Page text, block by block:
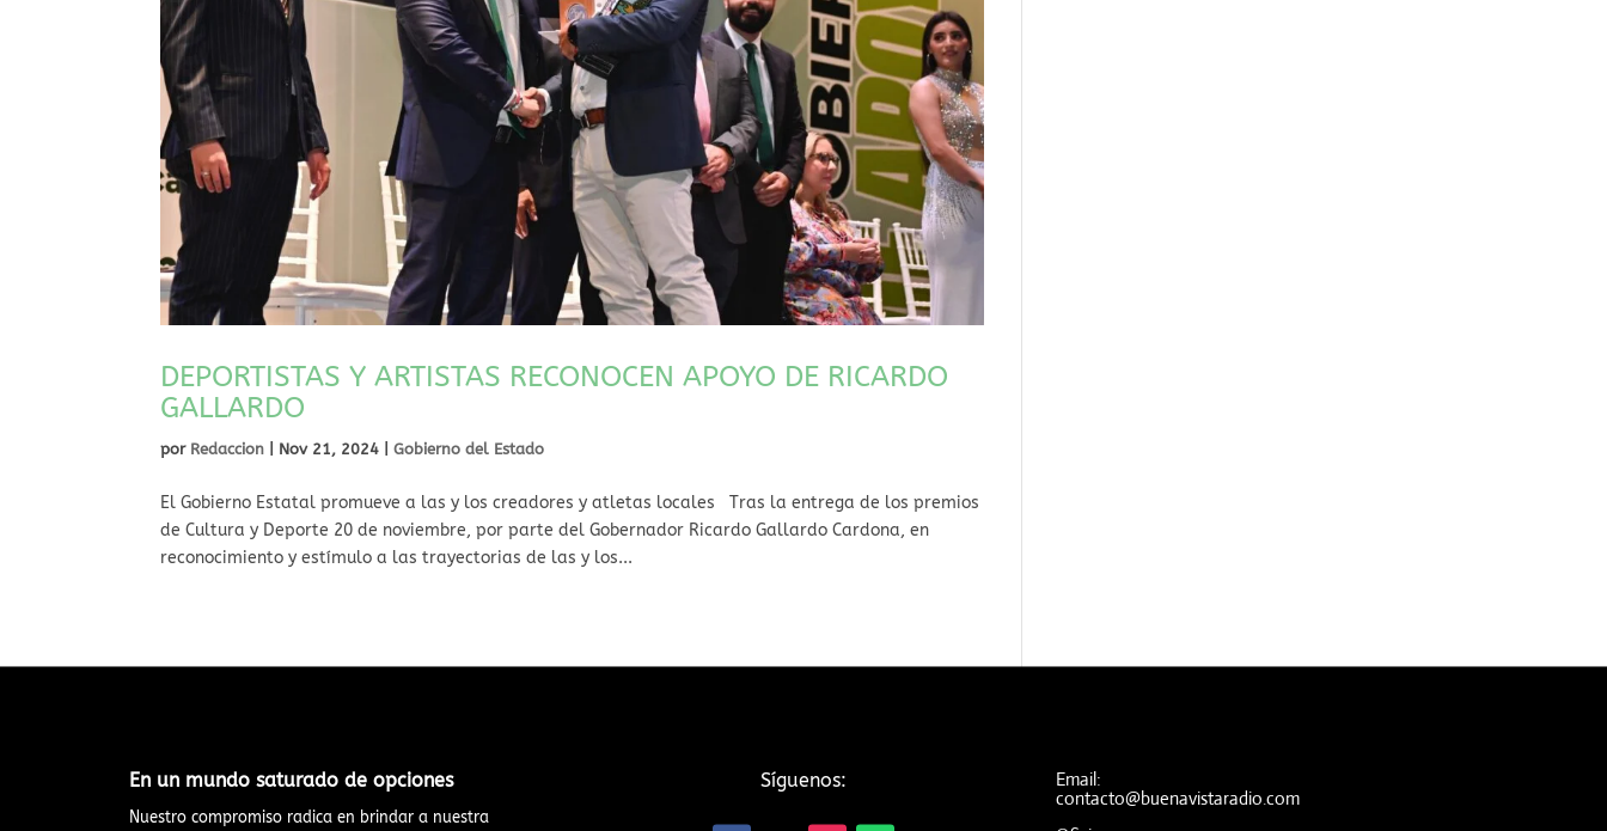
DEPORTISTAS Y ARTISTAS RECONOCEN APOYO DE RICARDO
GALLARDO
por Redaccion Nov 21, 2024 |Gobierno del Estado
El Gobierno Estatal promueve a las y los creadores y atletas locales Tras la entrega de los premios
de Cultura y Deporte 20 de noviembre, por parte del Gobernador Ricardo Gallardo Cardona, en
reconocimiento y estímulo a las trayectorias de las y los...
En un mundo saturado de opciones​
Nuestro compromiso radica en brindar a nuestra
Síguenos: Email:
contacto@buenavistaradio.com